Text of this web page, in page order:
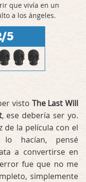
que vivía en un
a los ángeles.
5
visto The Last Will
, ese debería ser yo.
de la película con el
hacían, pensé
a convertirse en
fue que no me
simplemente